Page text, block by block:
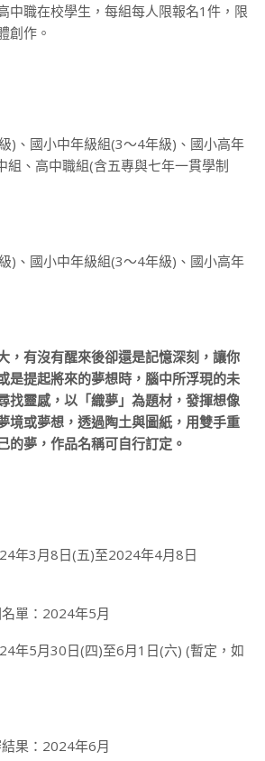
中職在校學生，每組每人限報名1件，限
創作。
)、國小中年級組(3～4年級)、國小高年
組、高中職組(含五專與七年一貫學制
)、國小中年級組(3～4年級)、國小高年
，有沒有醒來後卻還是記憶深刻，讓你
是提起將來的夢想時，腦中所浮現的未
找靈感，以「織夢」為題材，發揮想像
境或夢想，透過陶土與圖紙，用雙手重
的夢，作品名稱可自行訂定。
年3月8日(五)至2024年4月8日
名單：2024年5月
年5月30日(四)至6月1日(六) (暫定，如
結果：2024年6月